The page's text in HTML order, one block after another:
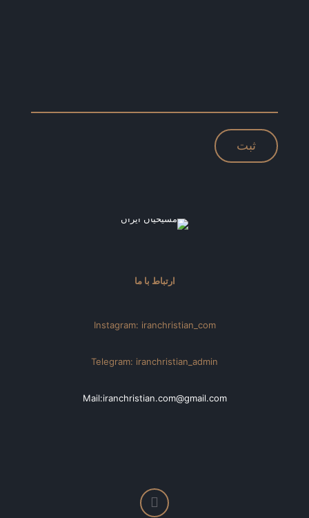
ارتباط با ما
Instagram: iranchristian_com
Telegram: iranchristian_admin
Mail:iranchristian.com@gmail.com